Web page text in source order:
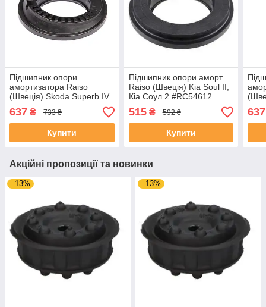
Підшипник опори
амортизатора Raiso
(Швеція) Skoda Superb IV
Estate, Шкода СуперБ 4
23- #RC01051 UAAEEZW4
637 ₴ 733 ₴
Купити
Підшипник опори аморт.
Raiso (Швеція) Kia Soul II,
Кіа Соул 2 #RC54612
UAIBRFM4
515₴ 592 ₴
Купити
637
Акційні пропозиції та новинки
–13% –13%